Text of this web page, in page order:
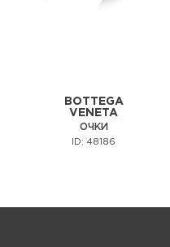
BOTTEGA
VENETA
ОЧКИ
ID: 48186